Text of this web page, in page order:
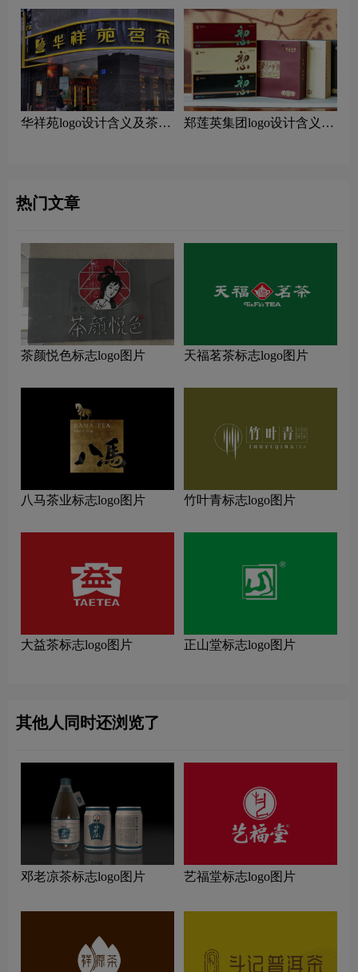
华祥苑logo设计含义及茶叶
郑莲英集团logo设计含义及
热门文章
茶颜悦色标志logo图片 天福茗茶标志logo图片
八马茶业标志logo图片 竹叶青标志logo图片
大益茶标志logo图片 正山堂标志logo图片
其他人同时还浏览了
邓老凉茶标志logo图片 艺福堂标志logo图片